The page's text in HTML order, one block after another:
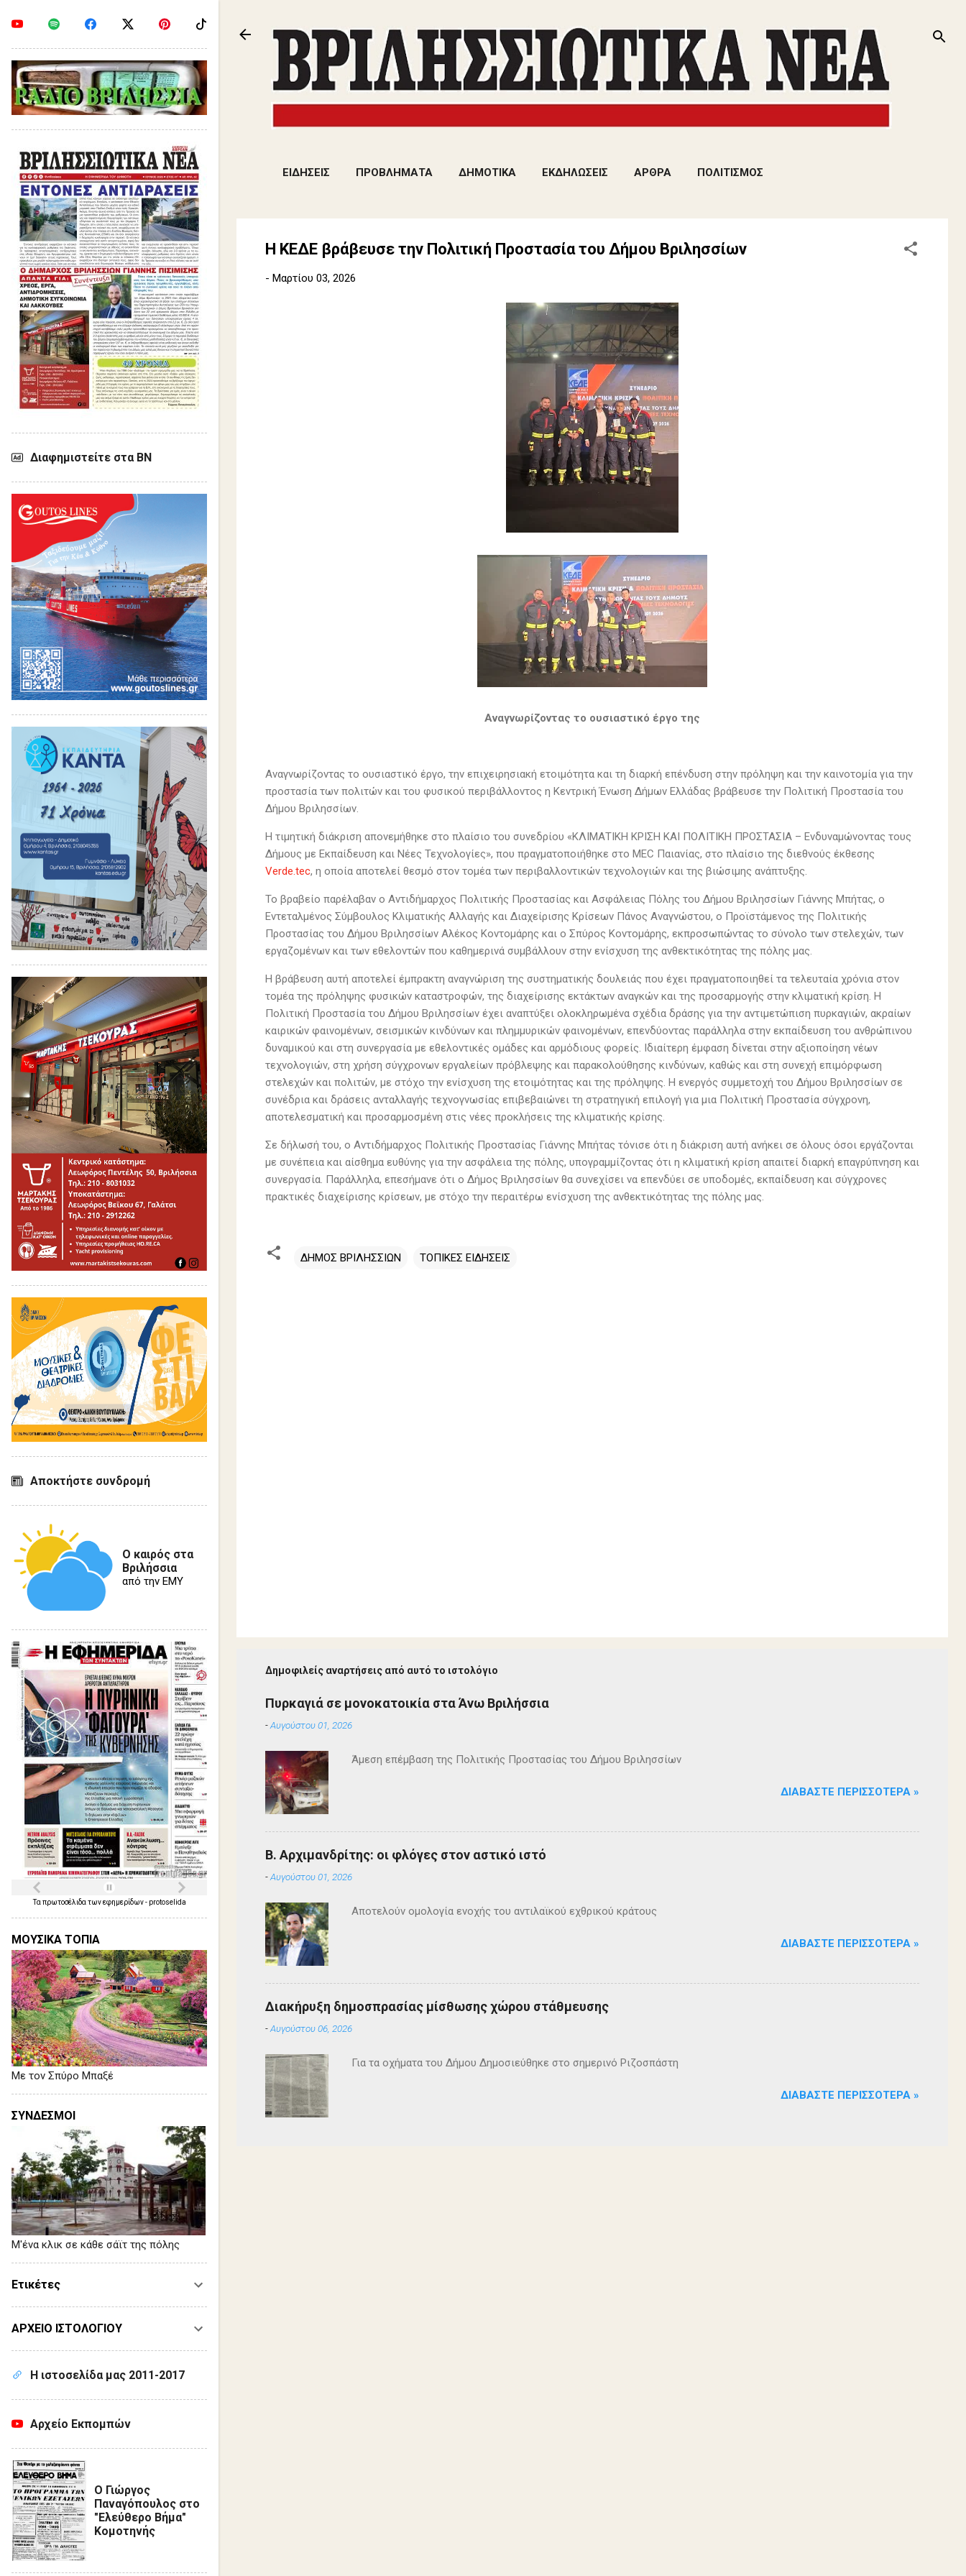
ΕΙΔΗΣΕΙΣ ΠΡΟΒΛΗΜΑΤΑ ΔΗΜΟΤΙΚΑ ΕΚΔΗΛΩΣΕΙΣ ΑΡΘΡΑ ΠΟΛΙΤΙΣΜΟΣ
Η KEΔΕ βράβευσε την Πολιτική Προστασία του Δήμου Βριλησσίων
- Μαρτίου 03, 2026
Αναγνωρίζοντας το ουσιαστικό έργο της
Αναγνωρίζοντας το ουσιαστικό έργο, την επιχειρησιακή ετοιμότητα και τη διαρκή επένδυση στην πρόληψη και την καινοτομία για την
προστασία των πολιτών και του φυσικού περιβάλλοντος η Κεντρική Ένωση Δήμων Ελλάδας βράβευσε την Πολιτική Προστασία του
Δήμου Βριλησσίων.
Η τιμητική διάκριση απονεμήθηκε στο πλαίσιο του συνεδρίου «ΚΛΙΜΑΤΙΚΗ ΚΡΙΣΗ ΚΑΙ ΠΟΛΙΤΙΚΗ ΠΡΟΣΤΑΣΙΑ – Ενδυναμώνοντας τους
Δήμους με Εκπαίδευση και Νέες Τεχνολογίες», που πραγματοποιήθηκε στο MEC Παιανίας, στο πλαίσιο της διεθνούς έκθεσης
Verde.tec, η οποία αποτελεί θεσμό στον τομέα των περιβαλλοντικών τεχνολογιών και της βιώσιμης ανάπτυξης.
Το βραβείο παρέλαβαν ο Αντιδήμαρχος Πολιτικής Προστασίας και Ασφάλειας Πόλης του Δήμου Βριλησσίων Γιάννης Μπήτας, ο
Εντεταλμένος Σύμβουλος Κλιματικής Αλλαγής και Διαχείρισης Κρίσεων Πάνος Αναγνώστου, ο Προϊστάμενος της Πολιτικής
Προστασίας του Δήμου Βριλησσίων Αλέκος Κοντομάρης και ο Σπύρος Κοντομάρης, εκπροσωπώντας το σύνολο των στελεχών, των
εργαζομένων και των εθελοντών που καθημερινά συμβάλλουν στην ενίσχυση της ανθεκτικότητας της πόλης μας.
Η βράβευση αυτή αποτελεί έμπρακτη αναγνώριση της συστηματικής δουλειάς που έχει πραγματοποιηθεί τα τελευταία χρόνια στον
τομέα της πρόληψης φυσικών καταστροφών, της διαχείρισης εκτάκτων αναγκών και της προσαρμογής στην κλιματική κρίση. Η
Πολιτική Προστασία του Δήμου Βριλησσίων έχει αναπτύξει ολοκληρωμένα σχέδια δράσης για την αντιμετώπιση πυρκαγιών, ακραίων
καιρικών φαινομένων, σεισμικών κινδύνων και πλημμυρικών φαινομένων, επενδύοντας παράλληλα στην εκπαίδευση του ανθρώπινου
δυναμικού και στη συνεργασία με εθελοντικές ομάδες και αρμόδιους φορείς. Ιδιαίτερη έμφαση δίνεται στην αξιοποίηση νέων
τεχνολογιών, στη χρήση σύγχρονων εργαλείων πρόβλεψης και παρακολούθησης κινδύνων, καθώς και στη συνεχή επιμόρφωση
στελεχών και πολιτών, με στόχο την ενίσχυση της ετοιμότητας και της πρόληψης. Η ενεργός συμμετοχή του Δήμου Βριλησσίων σε
συνέδρια και δράσεις ανταλλαγής τεχνογνωσίας επιβεβαιώνει τη στρατηγική επιλογή για μια Πολιτική Προστασία σύγχρονη,
αποτελεσματική και προσαρμοσμένη στις νέες προκλήσεις της κλιματικής κρίσης.
Σε δήλωσή του, ο Αντιδήμαρχος Πολιτικής Προστασίας Γιάννης Μπήτας τόνισε ότι η διάκριση αυτή ανήκει σε όλους όσοι εργάζονται
με συνέπεια και αίσθημα ευθύνης για την ασφάλεια της πόλης, υπογραμμίζοντας ότι η κλιματική κρίση απαιτεί διαρκή επαγρύπνηση και
συνεργασία. Παράλληλα, επεσήμανε ότι ο Δήμος Βριλησσίων θα συνεχίσει να επενδύει σε υποδομές, εκπαίδευση και σύγχρονες
πρακτικές διαχείρισης κρίσεων, με στόχο την περαιτέρω ενίσχυση της ανθεκτικότητας της πόλης μας.
ΔΗΜΟΣ ΒΡΙΛΗΣΣΙΩΝ ΤΟΠΙΚΕΣ ΕΙΔΗΣΕΙΣ
Δημοφιλείς αναρτήσεις από αυτό το ιστολόγιο
Πυρκαγιά σε μονοκατοικία στα Άνω Βριλήσσια
-Αυγούστου 01, 2026
Άμεση επέμβαση της Πολιτικής Προστασίας του Δήμου Βριλησσίων
ΔΙΑΒΆΣΤΕ ΠΕΡΙΣΣΌΤΕΡΑ »
Β. Αρχιμανδρίτης: οι φλόγες στον αστικό ιστό
-Αυγούστου 01, 2026
Αποτελούν ομολογία ενοχής του αντιλαϊκού εχθρικού κράτους
ΔΙΑΒΆΣΤΕ ΠΕΡΙΣΣΌΤΕΡΑ »
Διακήρυξη δημοσπρασίας μίσθωσης χώρου στάθμευσης
-Αυγούστου 06, 2026
Για τα οχήματα του Δήμου Δημοσιεύθηκε στο σημερινό Ριζοσπάστη
ΔΙΑΒΆΣΤΕ ΠΕΡΙΣΣΌΤΕΡΑ »
Διαφημιστείτε στα ΒΝ
Αποκτήστε συνδρομή
Ο καιρός στα
Βριλήσσια
από την ΕΜΥ
Τα πρωτοσέλιδα τωνεφημερίδων- protoselida
ΜΟΥΣΙΚΑ ΤΟΠΙΑ
Με τον Σπύρο Μπαξέ
ΣΥΝΔΕΣΜΟΙ
Μ'ένα κλικ σε κάθε σάϊτ της πόλης
Ετικέτες
ΑΡΧΕΙΟ ΙΣΤΟΛΟΓΙΟΥ
Η ιστοσελίδα μας 2011-2017
Αρχείο Εκπομπών
Ο Γιώργος
Παναγόπουλος στο
"Ελεύθερο Βήμα"
Κομοτηνής